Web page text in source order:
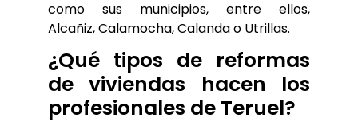
Alcañiz, Calamocha, Calanda o Utrillas.
¿Qué tipos de reformas
de viviendas hacen los
profesionales de Teruel?